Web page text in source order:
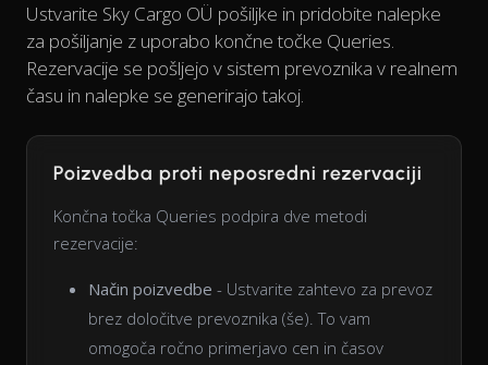
Ustvarite Sky Cargo OÜ pošiljke in pridobite nalepke
za pošiljanje z uporabo končne točke Queries.
Rezervacije se pošljejo v sistem prevoznika v realnem
času in nalepke se generirajo takoj.
Poizvedba proti neposredni rezervaciji
Končna točka Queries podpira dve metodi
rezervacije:
Način poizvedbe - Ustvarite zahtevo za prevoz
brez določitve prevoznika (še). To vam
omogoča ročno primerjavo cen in časov